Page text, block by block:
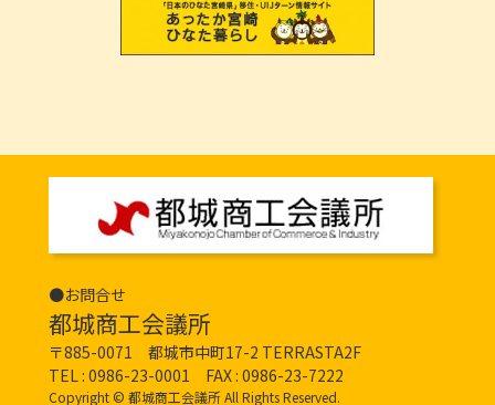
●お問合せ
都城商工会議所
〒885-0071 都城市中町17-2 TERRASTA2F
TEL : 0986-23-0001 FAX : 0986-23-7222
Copyright © 都城商工会議所 All Rights Reserved.